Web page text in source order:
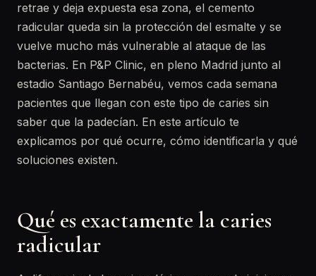
retrae y deja expuesta esa zona, el cemento
radicular queda sin la protección del esmalte y se
vuelve mucho más vulnerable al ataque de las
bacterias. En P&P Clinic, en pleno Madrid junto al
estadio Santiago Bernabéu, vemos cada semana
pacientes que llegan con este tipo de caries sin
saber que la padecían. En este artículo te
explicamos por qué ocurre, cómo identificarla y qué
soluciones existen.
Qué es exactamente la caries
radicular